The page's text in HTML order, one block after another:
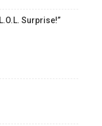
Surprise!”